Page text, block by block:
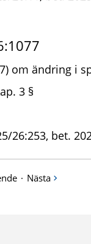
om ändring i
3 §
26:253, bet.
· Nästa